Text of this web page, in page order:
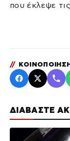
ΔΙΑΒΑΣΤΕ
που έκλεψε
//